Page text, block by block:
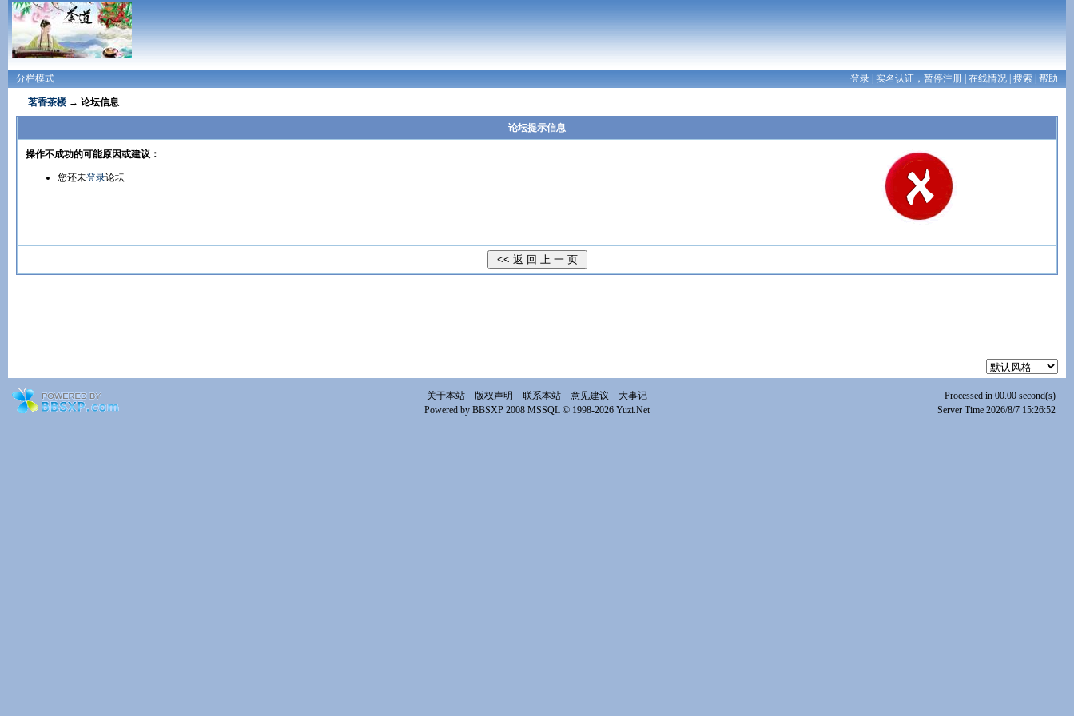
分栏模式 登录 | 实名认证，暂停注册 在线情况 搜索 帮助
茗香茶楼 → 论坛信息
论坛提示信息
操作不成功的可能原因或建议：
您还未登录论坛
关于本站 版权声明 联系本站 意见建议
大事记
Powered by BBSXP 2008 MSSQL © 1998-2026 Yuzi.Net
Processed in 00.00 second(s)
Server Time 2026/8/7 15:26:52